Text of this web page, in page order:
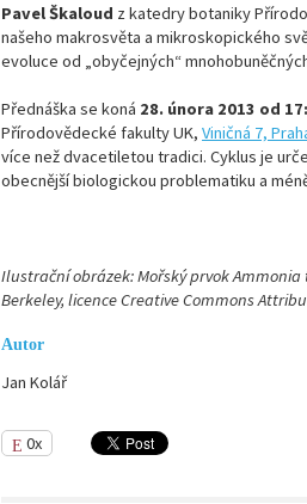
Pavel Škaloud z katedry botaniky
našeho makrosvěta a mikroskopického
evoluce od „obyčejných“
Přednáška se koná 28. února 2013 od
Přírodovědecké fakulty UK, Viničná 7,
více než dvacetiletou tradici. Cyklus je
obecnější biologickou problematiku a
Ilustrační obrázek: Mořský prvok
Berkeley, licence Creative Commons
Autor
Jan Kolář
0x